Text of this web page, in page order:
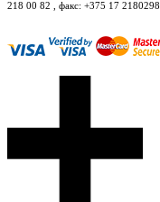
218 00 82 , факс: +375 17 2180298